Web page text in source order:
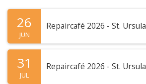
26
JUN
Repaircafé 2026 - St. Ursula
31
JUL
Repaircafé 2026 - St. Ursula